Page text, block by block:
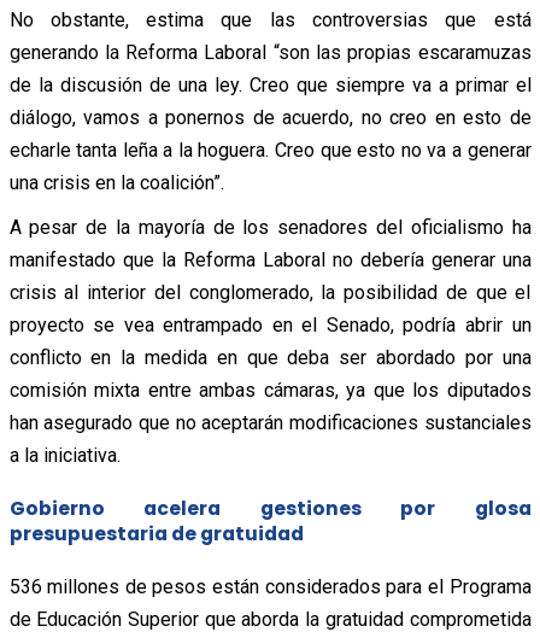
No obstante, estima que las controversias que está
generando la Reforma Laboral “son las propias escaramuzas
de la discusión de una ley. Creo que siempre va a primar el
diálogo, vamos a ponernos de acuerdo, no creo en esto de
echarle tanta leña a la hoguera. Creo que esto no va a generar
una crisis en la coalición”.
A pesar de la mayoría de los senadores del oficialismo ha
manifestado que la Reforma Laboral no debería generar una
crisis al interior del conglomerado, la posibilidad de que el
proyecto se vea entrampado en el Senado, podría abrir un
conflicto en la medida en que deba ser abordado por una
comisión mixta entre ambas cámaras, ya que los diputados
han asegurado que no aceptarán modificaciones sustanciales
a la iniciativa.
Gobierno acelera gestiones por glosa
presupuestaria de gratuidad
536 millones de pesos están considerados para el Programa
de Educación Superior que aborda la gratuidad comprometida